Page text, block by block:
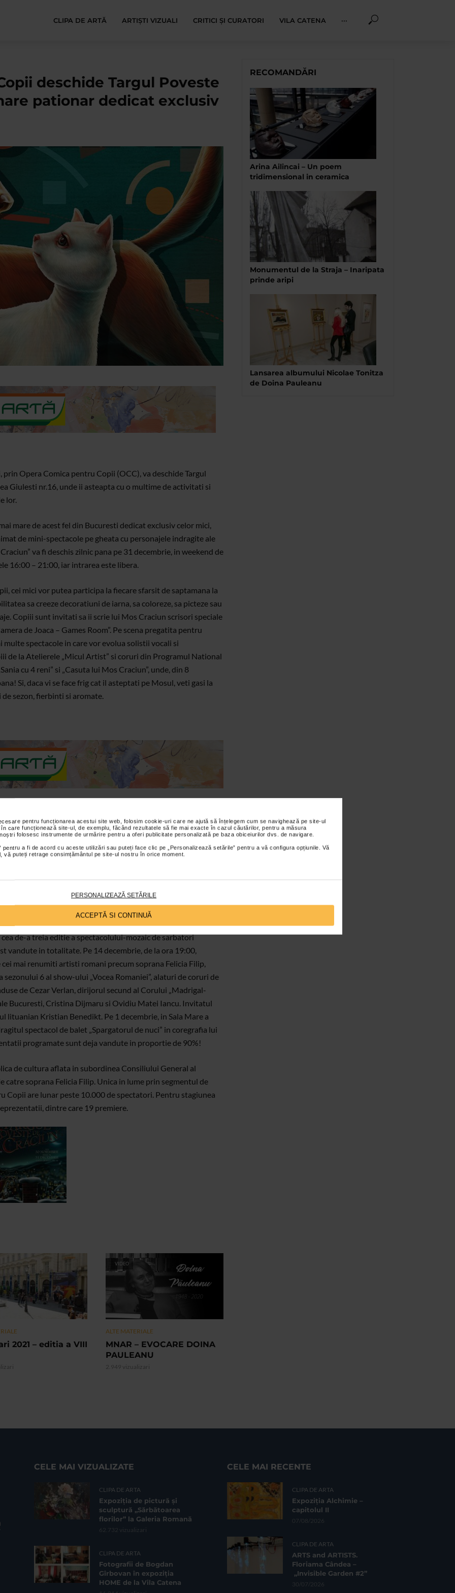
pentru funcționarea acestui site web, folosim cookie-uri care ne ajută să înțelegem cum se navighează pe site-ul
care funcționează site-ul, de exemplu, făcând rezultatele să fie mai exacte în cazul căutărilor, pentru a măsura
folosesc instrumente de urmărire pentru a oferi publicitate personalizată pe baza obiceiurilor dvs. de navigare.
pentru a fi de acord cu aceste utilizări sau puteți face clic pe „Personalizează setările” pentru a vă configura opțiunile. Vă
vă puteți retrage consimțământul pe site-ul nostru în orice moment.
PERSONALIZEAZĂ SETĂRILE
ACCEPTĂ SI CONTINUĂ
CLIPA DE ARTĂ ARTIȘTI VIZUALI CRITICI ȘI CURATORI VILA CATENA ···
deschide Targul Poveste
pationar dedicat exclusiv
Opera Comica pentru Copii (OCC), va deschide Targul
Giulesti nr.16, unde ii asteapta cu o multime de activitati si
lor.
mare de acest fel din Bucuresti dedicat exclusiv celor mici,
de mini-spectacole pe gheata cu personajele indragite ale
va fi deschis zilnic pana pe 31 decembrie, in weekend de
16:00 – 21:00, iar intrarea este libera.
cei mici vor putea participa la fiecare sfarsit de saptamana la
sa creeze decoratiuni de iarna, sa coloreze, sa picteze sau
Copiii sunt invitati sa ii scrie lui Mos Craciun scrisori speciale
de Joaca – Games Room”. Pe scena pregatita pentru
multe spectacole in care vor evolua solistii vocali si
de la Atelierele „Micul Artist” si coruri din Programul National
cu 4 reni” si „Casuta lui Mos Craciun”, unde, din 8
Si, daca vi se face frig cat il asteptati pe Mosul, veti gasi la
sezon, fierbinti si aromate.
este spectacolul de teatru „Onix si Barton”, in regia Anei
UnderGrant pe 2 si 3 decembrie. Spectacolul este cel de-al
tinerii creatori „Stagiunea UnderGrant”, derulat anul trecut
a unui caine vagabond si a prietenilor lor, „Onix si Barton”
empatie si toleranta, privind la discrepantele sociale pe care
Lambru si actorii vor spune aceasta poveste cu ajutorul
fiind alcatuite din materiale reciclabile.
de-a treia editie a spectacolului-mozaic de sarbatori
vandute in totalitate. Pe 14 decembrie, de la ora 19:00,
mai renumiti artisti romani precum soprana Felicia Filip,
6 al show-ului „Vocea Romaniei”, alaturi de coruri de
de Cezar Verlan, dirijorul secund al Corului „Madrigal-
Bucuresti, Cristina Dijmaru si Ovidiu Matei Iancu. Invitatul
lituanian Kristian Benedikt. Pe 1 decembrie, in Sala Mare a
spectacol de balet „Spargatorul de nuci” in coregrafia lui
programate sunt deja vandute in proportie de 90%!
de cultura aflata in subordinea Consiliului General al
soprana Felicia Filip. Unica in lume prin segmentul de
Copii are lunar peste 10.000 de spectatori. Pentru stagiunea
dintre care 19 premiere.
2021 – editia a VIII
VIDEO
ALTE MATERIALE
MNAR – EVOCARE DOINA
PAULEANU
2.949 vizualizari
RECOMANDĂRI
Arina Ailincai – Un poem
tridimensional in ceramica
Monumentul de la Straja – Inaripata
prinde aripi
Lansarea albumului Nicolae Tonitza
de Doina Pauleanu
CELE MAI VIZUALIZATE
CLIPA DE ARTA
Expoziția de pictură și
sculptură „Sărbătoarea
florilor” la Galeria Romană
62.732 vizualizari
CLIPA DE ARTA
Fotografii de Bogdan
Gîrbovan în expoziția
HOME de la Vila Catena
CELE MAI RECENTE
CLIPA DE ARTA
Expoziția Alchimie –
capitolul II
07/08/2026
CLIPA DE ARTA
ARTS and ARTISTS.
Floriama Cândea –
„Invisible Garden #2”
30/07/2026